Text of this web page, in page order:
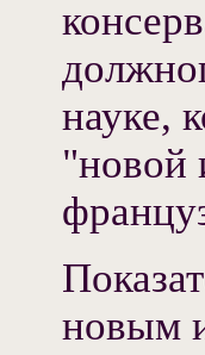
науке,
"новой
новым